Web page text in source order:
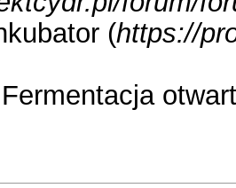
(https://